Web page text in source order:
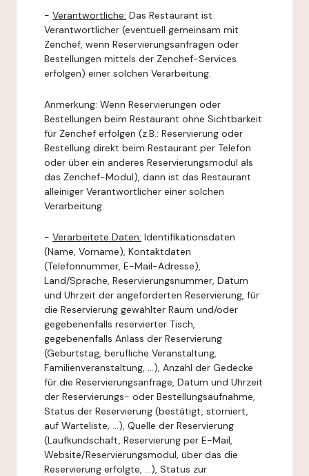
- Verantwortliche: Das Restaurant ist
Verantwortlicher (eventuell gemeinsam mit
Zenchef, wenn Reservierungsanfragen oder
Bestellungen mittels der Zenchef-Services
erfolgen) einer solchen Verarbeitung.
Anmerkung: Wenn Reservierungen oder
Bestellungen beim Restaurant ohne Sichtbarkeit
für Zenchef erfolgen (z.B.: Reservierung oder
Bestellung direkt beim Restaurant per Telefon
oder über ein anderes Reservierungsmodul als
das Zenchef-Modul), dann ist das Restaurant
alleiniger Verantwortlicher einer solchen
Verarbeitung.
- Verarbeitete Daten: Identifikationsdaten
(Name, Vorname), Kontaktdaten
(Telefonnummer, E-Mail-Adresse),
Land/Sprache, Reservierungsnummer, Datum
und Uhrzeit der angeforderten Reservierung, für
die Reservierung gewählter Raum und/oder
gegebenenfalls reservierter Tisch,
gegebenenfalls Anlass der Reservierung
(Geburtstag, berufliche Veranstaltung,
Familienveranstaltung, ...), Anzahl der Gedecke
für die Reservierungsanfrage, Datum und Uhrzeit
der Reservierungs- oder Bestellungsaufnahme,
Status der Reservierung (bestätigt, storniert,
auf Warteliste, ...), Quelle der Reservierung
(Laufkundschaft, Reservierung per E-Mail,
Website/Reservierungsmodul, über das die
Reservierung erfolgte, ...), Status zur